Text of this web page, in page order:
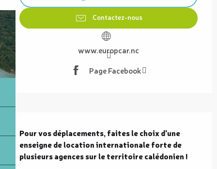
Contactez-nous
www.europcar.nc
Page Facebook
Pour vos déplacements, faites le choix d'une
enseigne de location internationale forte de
plusieurs agences sur le territoire calédonien !